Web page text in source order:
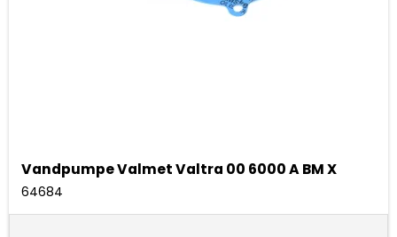
Vandpumpe Valmet Valtra 00 6000 A BM X
64684